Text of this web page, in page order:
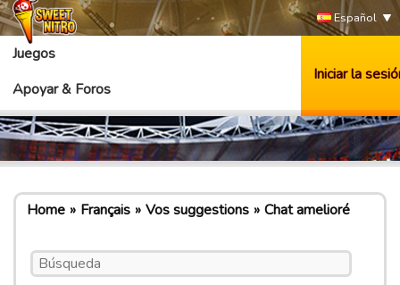
Español
Juegos
Apoyar & Foros
Iniciar la
Home Français Vos suggestions Chat amelioré